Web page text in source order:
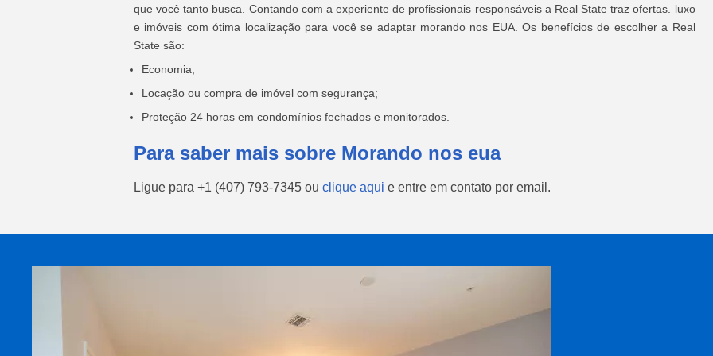
que você tanto busca. Contando com a experiente de profissionais responsáveis a Real State traz ofertas. luxo
e imóveis com ótima localização para você se adaptar morando nos EUA. Os benefícios de escolher a Real
State são:
Economia;
Locação ou compra de imóvel com segurança;
Proteção 24 horas em condomínios fechados e monitorados.
Para saber mais sobre Morando nos eua
Ligue para +1 (407) 793-7345 ou clique aqui e entre em contato por email.